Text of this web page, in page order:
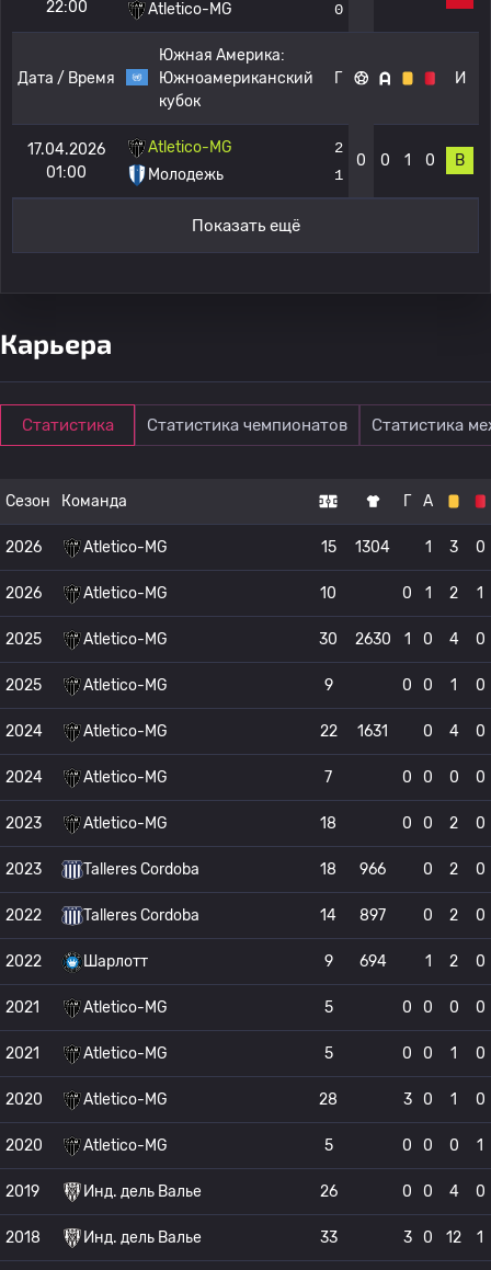
22:00 Atletico-MG 0
Дата / Время
Южная Америка:
Южноамериканский
кубок
Г И
17.04.2026
01:00
Atletico-MG
Молодежь
2
1
0 0 1 0 В
Показать ещё
Карьера
Статистика Статистика чемпионатов Статистика
Сезон Команда Г А
2026 Atletico-MG 15 1304 1 3 0
2026 Atletico-MG 10 0 1 2 1
2025 Atletico-MG 30 2630 1 0 4 0
2025 Atletico-MG 9 0 0 1 0
2024 Atletico-MG 22 1631 0 4 0
2024 Atletico-MG 7 0 0 0 0
2023 Atletico-MG 18 0 0 2 0
2023 Talleres Cordoba 18 966 0 2 0
2022 Talleres Cordoba 14 897 0 2 0
2022 Шарлотт 9 694 1 2 0
2021 Atletico-MG 5 0 0 0 0
2021 Atletico-MG 5 0 0 1 0
2020 Atletico-MG 28 3 0 1 0
2020 Atletico-MG 5 0 0 0 1
2019 Инд. дель Валье 26 0 0 4 0
2018 Инд. дель Валье 33 3 0 12 1